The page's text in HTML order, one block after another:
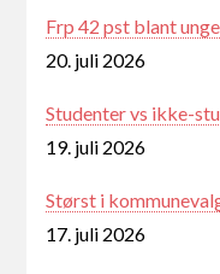
Frp 42 pst blant
20. juli 2026
Studenter vs ikke-
19. juli 2026
Størst i
17. juli 2026